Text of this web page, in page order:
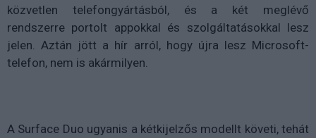
közvetlen telefongyártásból, és a két meglévő
rendszerre portolt appokkal és szolgáltatásokkal lesz
jelen. Aztán jött a hír arról, hogy újra lesz Microsoft-
telefon, nem is akármilyen.
A Surface Duo ugyanis a kétkijelzős modellt követi, tehát